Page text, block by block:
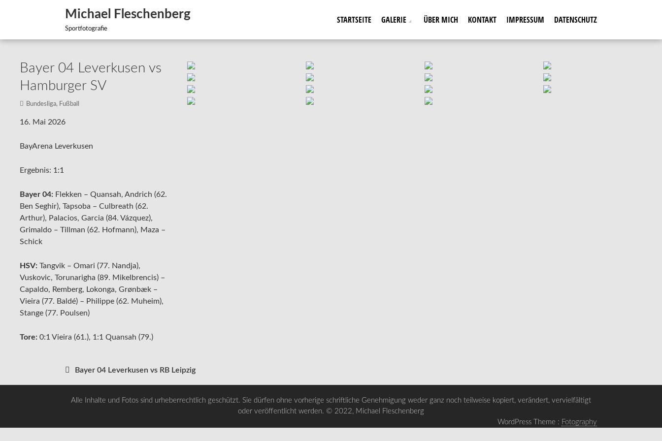
Michael Fleschenberg
Sportfotografie
STARTSEITE GALERIE ÜBER MICH KONTAKT IMPRESSUM DATENSCHUTZ
Bayer 04 Leverkusen vs
Hamburger SV
Bundesliga, Fußball
16. Mai 2026
BayArena Leverkusen
Ergebnis: 1:1
Bayer 04: Flekken – Quansah, Andrich (62.
Ben Seghir), Tapsoba – Culbreath (62.
Arthur), Palacios, Garcia (84. Vázquez),
Grimaldo – Tillman (62. Hofmann), Maza –
Schick
HSV: Tangvik – Omari (77. Nandja),
Vuskovic, Torunarigha (89. Mikelbrencis) –
Capaldo, Remberg, Lokonga, Grønbæk –
Vieira (77. Baldé) – Philippe (62. Muheim),
Stange (77. Poulsen)
Tore: 0:1 Vieira (61.), 1:1 Quansah (79.)
Beitragsnavigation
Bayer 04 Leverkusen vs RB Leipzig
Alle Inhalte und Fotos sind urheberrechtlich geschützt. Sie dürfen ohne vorherige schriftliche Genehmigung weder ganz noch teilweise kopiert, verändert, vervielfältigt
oder veröffentlicht werden. © 2022, Michael Fleschenberg
WordPress Theme : Fotography